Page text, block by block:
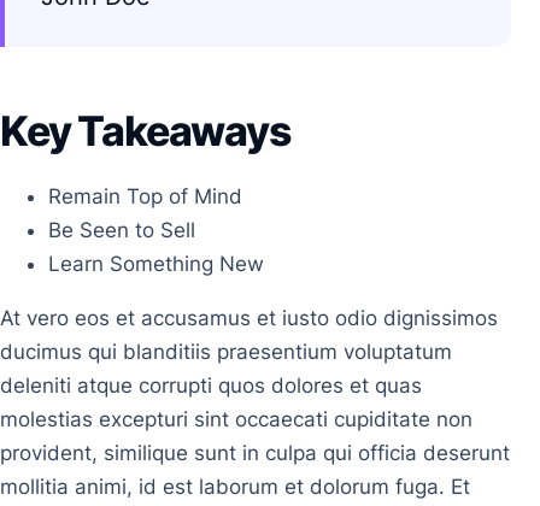
Key Takeaways
Remain Top of Mind
Be Seen to Sell
Learn Something New
At vero eos et accusamus et iusto odio dignissimos
ducimus qui blanditiis praesentium voluptatum
deleniti atque corrupti quos dolores et quas
molestias excepturi sint occaecati cupiditate non
provident, similique sunt in culpa qui officia deserunt
mollitia animi, id est laborum et dolorum fuga. Et